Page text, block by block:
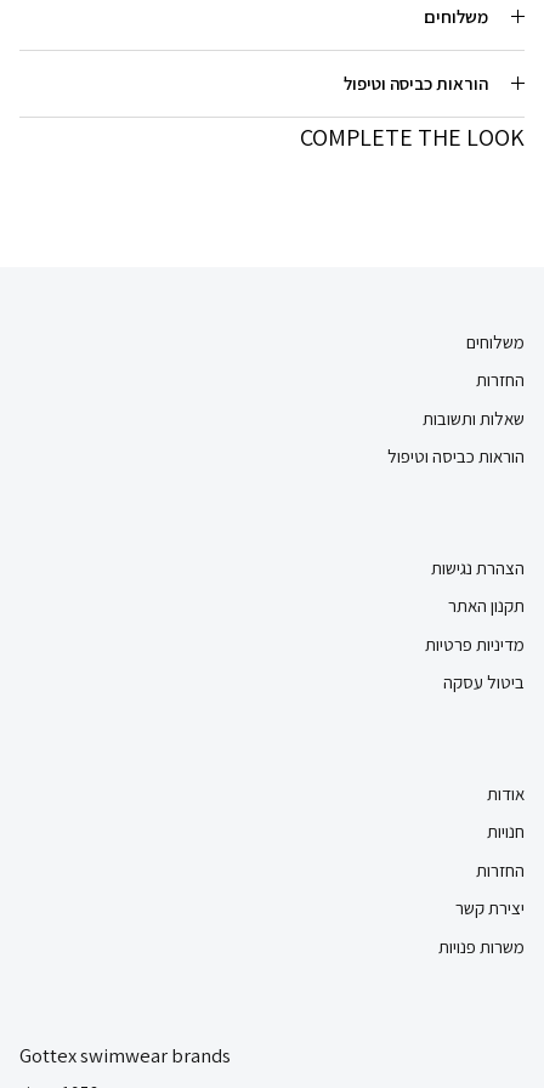
משלוחים
הוראות כביסה וטיפול
COMPLETE THE LOOK
משלוחים
החזרות
שאלות ותשובות
הוראות כביסה וטיפול
הצהרת נגישות
תקנון האתר
מדיניות פרטיות
ביטול עסקה
אודות
חנויות
החזרות
יצירת קשר
משרות פנויות
Gottex swimwear brands